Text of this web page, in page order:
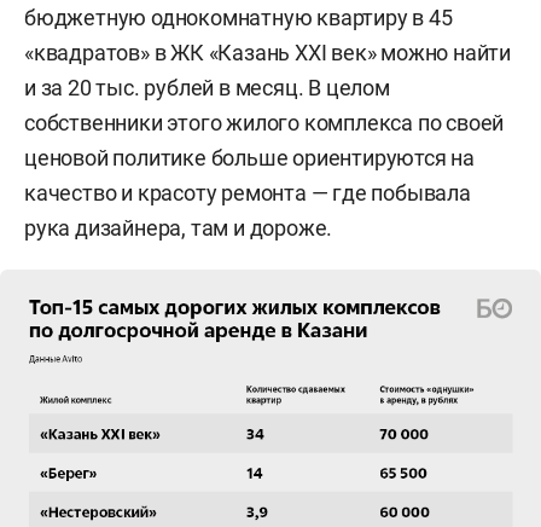
бюджетную однокомнатную квартиру в 45
«квадратов» в ЖК «Казань XXI век» можно найти
и за 20 тыс. рублей в месяц. В целом
собственники этого жилого комплекса по своей
ценовой политике больше ориентируются на
качество и красоту ремонта — где побывала
рука дизайнера, там и дороже.